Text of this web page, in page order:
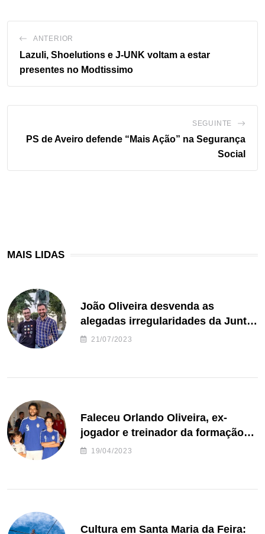
ANTERIOR
Lazuli, Shoelutions e J-UNK voltam a estar
presentes no Modtissimo
SEGUINTE
PS de Aveiro defende “Mais Ação” na Segurança
Social
MAIS LIDAS
João Oliveira desvenda as
alegadas irregularidades da Junta
de Freguesia S. João de Ver
21/07/2023
Faleceu Orlando Oliveira, ex-
jogador e treinador da formação
de andebol do Feirense
19/04/2023
Cultura em Santa Maria da Feira: